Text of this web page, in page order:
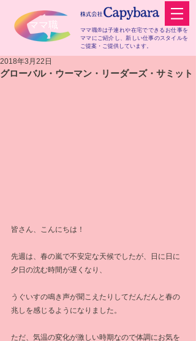
​ママ職
ママ職®は子連れや在宅でできるお仕事を
ママにご紹介し、新しい仕事のスタイルを
ご提案・ご提供しています。
グローバル・ウーマン・リーダーズ・サミット
2018年3月22日
皆さん、こんにちは！
先週は、春の嵐で不安定な天候でしたが、日に日に
夕日の沈む時間が遅くなり、
うぐいすの鳴き声が聞こえたりしてだんだんと春の
兆しを感じるようになりました。
ただ、気温の変化が激しい時期なので体調にお気を